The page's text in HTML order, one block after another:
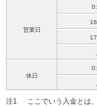
営業日
休日
注1
ここでいう入金とは